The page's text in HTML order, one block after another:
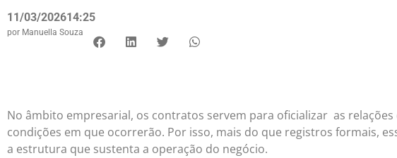
11/03/202614:25
por Manuella Souza
No âmbito empresarial, os contratos servem para oficializar as relações
condições em que ocorrerão. Por isso, mais do que registros formais,
a estrutura que sustenta a operação do negócio.